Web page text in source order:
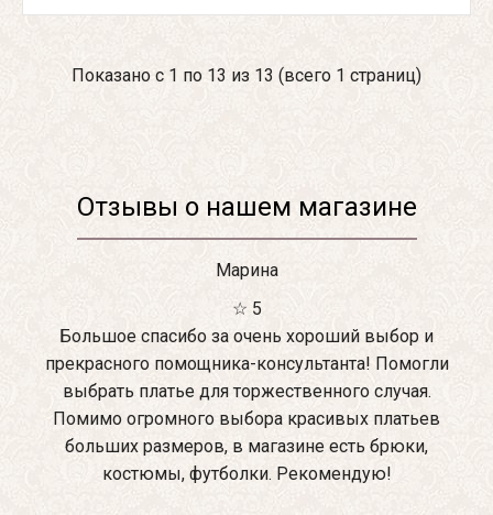
Показано с 1 по 13 из 13 (всего 1 страниц)
Отзывы о нашем магазине
Марина
☆ 5
Большое спасибо за очень хороший выбор и
прекрасного помощника-консультанта! Помогли
выбрать платье для торжественного случая.
Помимо огромного выбора красивых платьев
больших размеров, в магазине есть брюки,
костюмы, футболки. Рекомендую!